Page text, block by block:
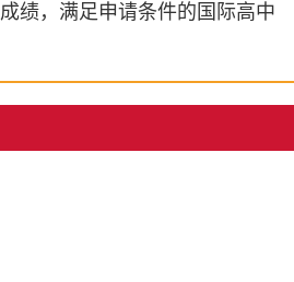
绩，满足申请条件的国际高中